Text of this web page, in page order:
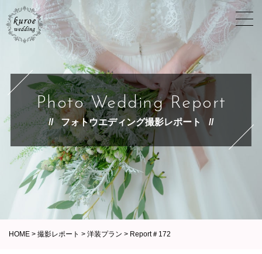
Photo Wedding Report
フォトウエディング撮影レポート
HOME > 撮影レポート > 洋装プラン > Report＃172